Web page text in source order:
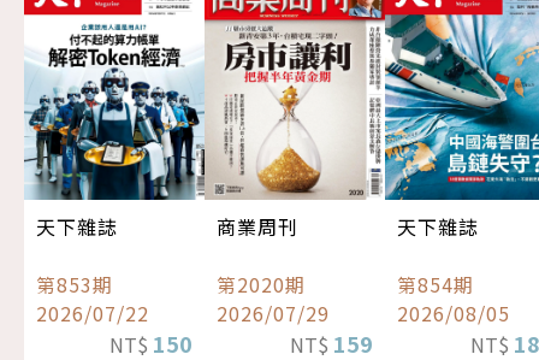
天下雜誌
第853期
2026/07/22
NT$ 150
商業周刊
第2020期
2026/07/29
NT$ 159
天下雜誌
第854期
2026/08/05
NT$